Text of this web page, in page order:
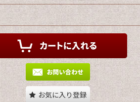
お気に入り登録